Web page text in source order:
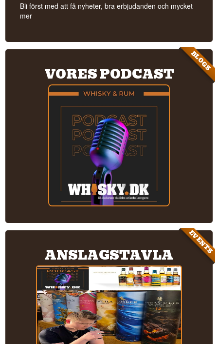
Bli först med att få nyheter, bra erbjudanden och mycket
mer
BLOGS
VORES PODCAST
EVENTS
ANSLAGSTAVLA